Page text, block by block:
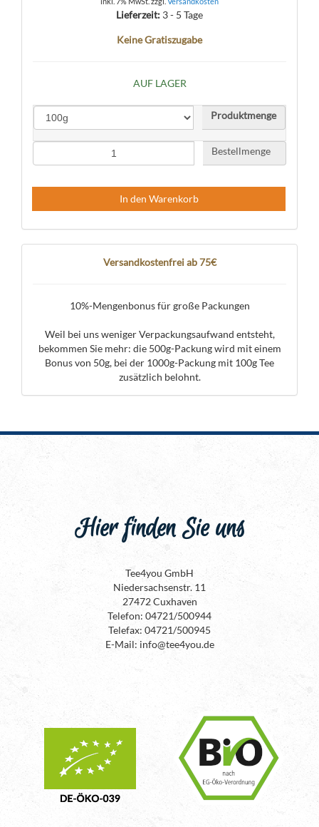
Lieferzeit: 3 - 5 Tage
Keine Gratiszugabe
AUF LAGER
Produktmenge
Bestellmenge
In den Warenkorb
Versandkostenfrei ab 75€
10%-Mengenbonus für große Packungen
Weil bei uns weniger Verpackungsaufwand entsteht,
bekommen Sie mehr: die 500g-Packung wird mit einem
Bonus von 50g, bei der 1000g-Packung mit 100g Tee
zusätzlich belohnt.
Hier finden Sie uns
Tee4you GmbH
Niedersachsenstr. 11
27472 Cuxhaven
Telefon: 04721/500944
Telefax: 04721/500945
E-Mail: info@tee4you.de